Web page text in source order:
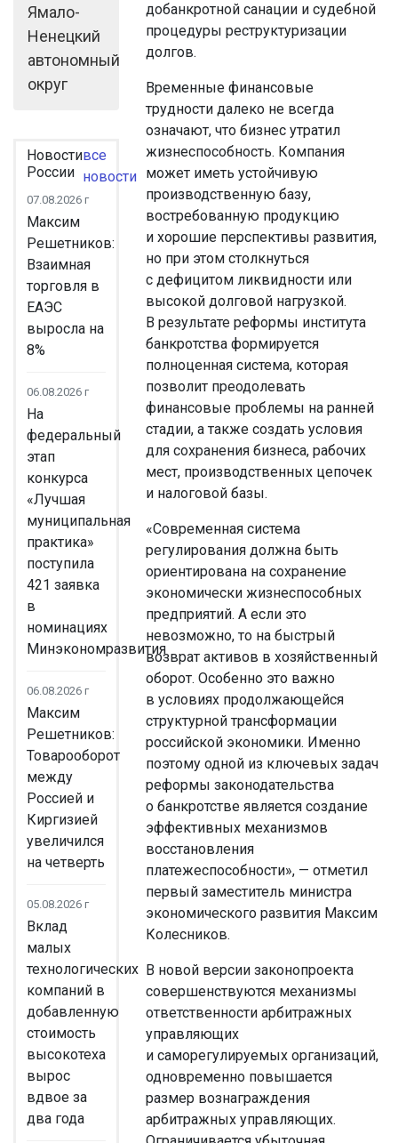
Ямало-
Ненецкий
автономный
округ
Новости
России
все
новости
07.08.2026 г
Максим
Решетников:
Взаимная
торговля в
ЕАЭС
выросла на
8%
06.08.2026 г
На
федеральный
этап
конкурса
«Лучшая
муниципальная
практика»
поступила
421 заявка
в
номинациях
Минэкономразвития
06.08.2026 г
Максим
Решетников:
Товарооборот
между
Россией и
Киргизией
увеличился
на четверть
05.08.2026 г
Вклад
малых
технологических
компаний в
добавленную
стоимость
высокотеха
вырос
вдвое за
два года
добанкротной санации и судебной
процедуры реструктуризации
долгов.
Временные финансовые
трудности далеко не всегда
означают, что бизнес утратил
жизнеспособность. Компания
может иметь устойчивую
производственную базу,
востребованную продукцию
и хорошие перспективы развития,
но при этом столкнуться
с дефицитом ликвидности или
высокой долговой нагрузкой.
В результате реформы института
банкротства формируется
полноценная система, которая
позволит преодолевать
финансовые проблемы на ранней
стадии, а также создать условия
для сохранения бизнеса, рабочих
мест, производственных цепочек
и налоговой базы.
«Современная система
регулирования должна быть
ориентирована на сохранение
экономически жизнеспособных
предприятий. А если это
невозможно, то на быстрый
возврат активов в хозяйственный
оборот. Особенно это важно
в условиях продолжающейся
структурной трансформации
российской экономики. Именно
поэтому одной из ключевых задач
реформы законодательства
о банкротстве является создание
эффективных механизмов
восстановления
платежеспособности», — отметил
первый заместитель министра
экономического развития Максим
Колесников.
В новой версии законопроекта
совершенствуются механизмы
ответственности арбитражных
управляющих
и саморегулируемых организаций,
одновременно повышается
размер вознаграждения
арбитражных управляющих.